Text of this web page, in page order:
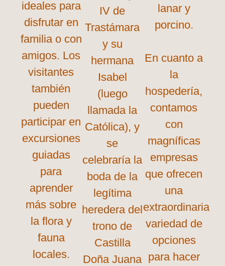
ideales para
disfrutar en
familia o con
amigos. Los
visitantes
también
pueden
participar en
excursiones
guiadas
para
aprender
más sobre
la flora y
fauna
locales.
IV de
Trastámara
y su
hermana
Isabel
(luego
llamada la
Católica), y
se
celebraría la
boda de la
legítima
heredera del
trono de
Castilla
Doña Juana
lanar y
porcino.
En cuanto a
la
hospedería,
contamos
con
magníficas
empresas
que ofrecen
una
extraordinaria
variedad de
opciones
para hacer